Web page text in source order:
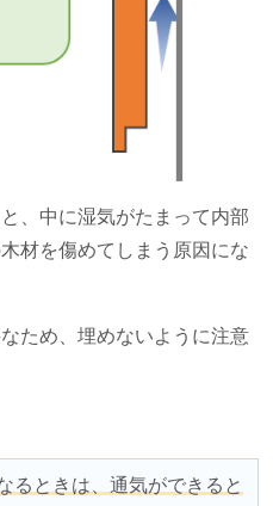
、中に湿気がたまって内部
材を傷めてしまう原因にな
ため、埋めないように注意
るときは、通気ができると